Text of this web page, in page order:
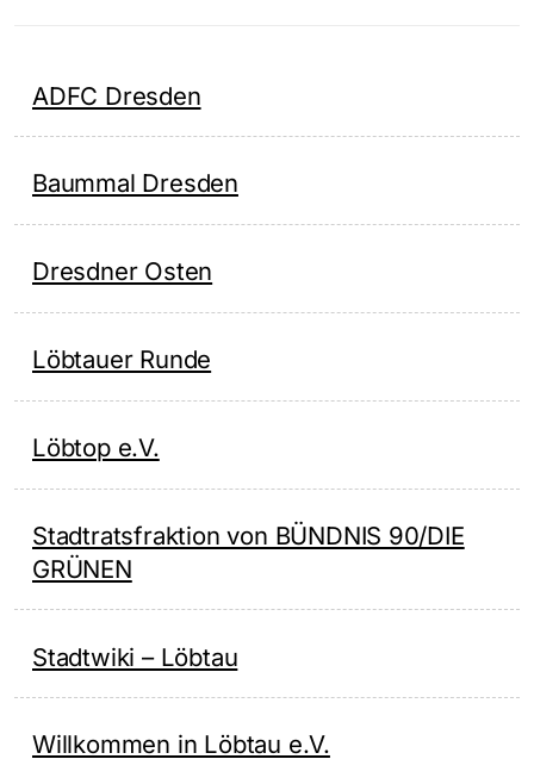
ADFC Dresden
Baummal Dresden
Dresdner Osten
Löbtauer Runde
Löbtop e.V.
Stadtratsfraktion von BÜNDNIS 90/DIE
GRÜNEN
Stadtwiki – Löbtau
Willkommen in Löbtau e.V.